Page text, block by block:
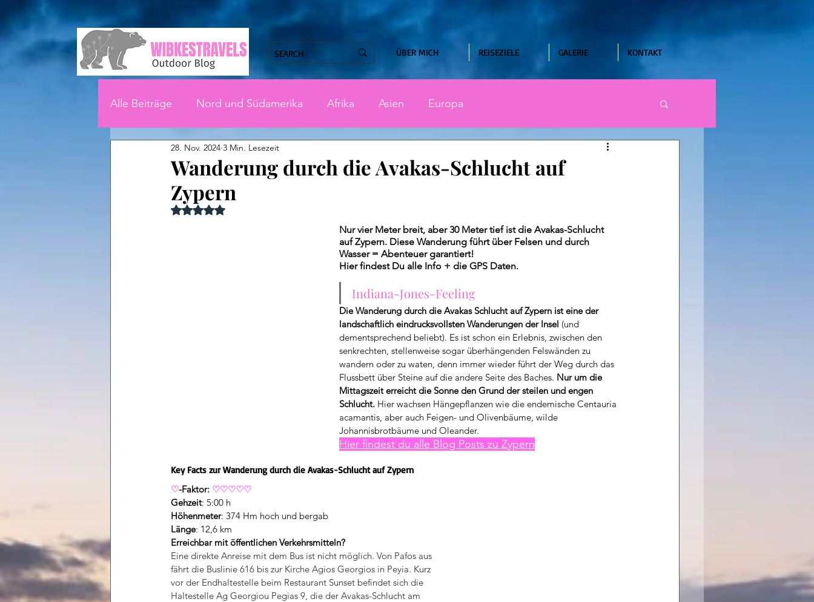
ÜBER MICH REISEZIELE GALERIE KONTAKT
Alle Beiträge Nord und Südamerika Afrika Asien Europa
Wanderung durch die Avakas-Schlucht auf
Zypern
28. Nov. 2024 3 Min. Lesezeit
Mit NaN von 5 Sternen bewertet.
Nur vier Meter breit, aber 30 Meter tief ist die Avakas-Schlucht
auf Zypern. Diese Wanderung führt über Felsen und durch
Wasser = Abenteuer garantiert!
Hier findest Du alle Info + die GPS Daten.
Indiana-Jones-Feeling
Die Wanderung durch die Avakas Schlucht auf Zypern ist eine der
landschaftlich eindrucksvollsten Wanderungen der Insel (und
dementsprechend beliebt). Es ist schon ein Erlebnis, zwischen den
senkrechten, stellenweise sogar überhängenden Felswänden zu
wandern oder zu waten, denn immer wieder führt der Weg durch das
Flussbett über Steine auf die andere Seite des Baches. Nur um die
Mittagszeit erreicht die Sonne den Grund der steilen und engen
Schlucht. Hier wachsen Hängepflanzen wie die endemische Centauria
acamantis, aber auch Feigen- und Olivenbäume, wilde
Johannisbrotbäume und Oleander.
Hier findest du alle Blog Posts zu Zypern
Key Facts zur Wanderung durch die Avakas-Schlucht auf Zypern
♡-Faktor: ♡♡♡♡♡
Gehzeit: 5:00 h
Höhenmeter: 374 Hm hoch und bergab
Länge: 12,6 km
Erreichbar mit öffentlichen Verkehrsmitteln?
Eine direkte Anreise mit dem Bus ist nicht möglich. Von Pafos aus
fährt die Buslinie 616 bis zur Kirche Agios Georgios in Peyia. Kurz
vor der Endhaltestelle beim Restaurant Sunset befindet sich die
Haltestelle Ag Georgiou Pegias 9, die der Avakas-Schlucht am